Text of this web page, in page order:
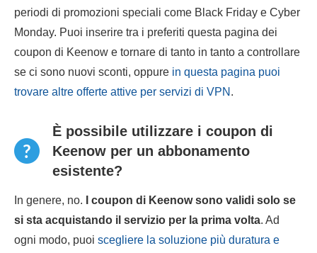
periodi di promozioni speciali come Black Friday e Cyber
Monday. Puoi inserire tra i preferiti questa pagina dei
coupon di Keenow e tornare di tanto in tanto a controllare
se ci sono nuovi sconti, oppure in questa pagina puoi
trovare altre offerte attive per servizi di VPN .
È possibile utilizzare i coupon di
Keenow per un abbonamento
esistente?
In genere, no.
I coupon di Keenow sono validi solo se
si sta acquistando il servizio per la prima volta. Ad
ogni modo, puoi scegliere la soluzione più duratura e